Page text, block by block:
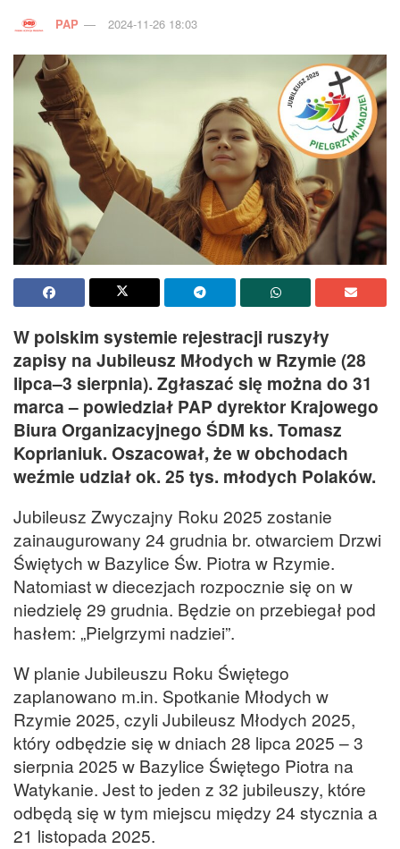
PAP 2024-11-26 18:03
W polskim systemie rejestracji ruszyły
zapisy na Jubileusz Młodych w Rzymie (28
lipca–3 sierpnia). Zgłaszać się można do 31
marca – powiedział PAP dyrektor Krajowego
Biura Organizacyjnego ŚDM ks. Tomasz
Koprianiuk. Oszacował, że w obchodach
weźmie udział ok. 25 tys. młodych Polaków.
Jubileusz Zwyczajny Roku 2025 zostanie
zainaugurowany 24 grudnia br. otwarciem Drzwi
Świętych w Bazylice Św. Piotra w Rzymie.
Natomiast w diecezjach rozpocznie się on w
niedzielę 29 grudnia. Będzie on przebiegał pod
hasłem: „Pielgrzymi nadziei”.
W planie Jubileuszu Roku Świętego
zaplanowano m.in. Spotkanie Młodych w
Rzymie 2025, czyli Jubileusz Młodych 2025,
który odbędzie się w dniach 28 lipca 2025 – 3
sierpnia 2025 w Bazylice Świętego Piotra na
Watykanie. Jest to jeden z 32 jubileuszy, które
odbędą się w tym miejscu między 24 stycznia a
21 listopada 2025.